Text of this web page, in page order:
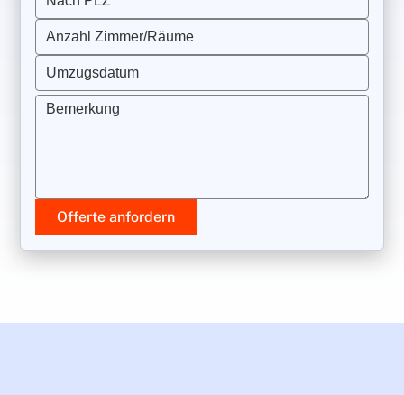
Anzahl Zimmer/Räume
Umzugsdatum
Bemerkung
Offerte anfordern